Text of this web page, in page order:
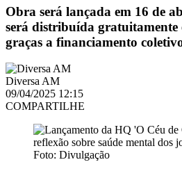
Obra será lançada em 16 de
será distribuída gratuitamente
graças a financiamento
Diversa AM
09/04/2025 12:15
COMPARTILHE
Foto: Divulgação